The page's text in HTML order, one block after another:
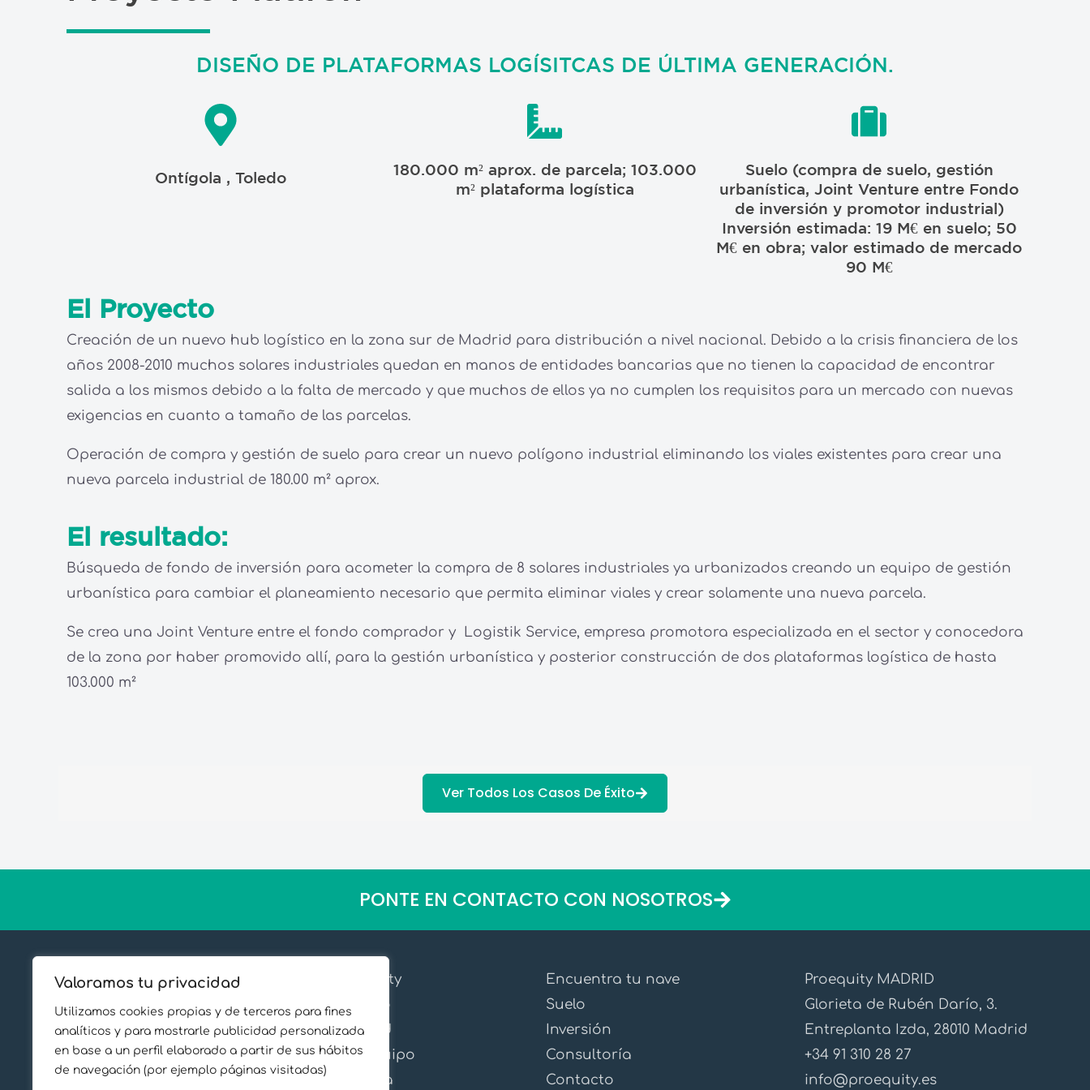
Valoramos tu privacidad
Utilizamos cookies propias y de terceros para fines
analíticos y para mostrarle publicidad personalizada
en base a un perfil elaborado a partir de sus hábitos
de navegación (por ejemplo páginas visitadas)
DISEÑO DE PLATAFORMAS LOGÍSITCAS DE ÚLTIMA GENERACIÓN.
Ontígola , Toledo
180.000 m² aprox. de parcela; 103.000
m² plataforma logística
Suelo (compra de suelo, gestión
urbanística, Joint Venture entre Fondo
de inversión y promotor industrial)
Inversión estimada: 19 M€ en suelo; 50
M€ en obra; valor estimado de mercado
90 M€
El Proyecto
Creación de un nuevo hub logístico en la zona sur de Madrid para distribución a nivel nacional. Debido a la crisis financiera de los
años 2008-2010 muchos solares industriales quedan en manos de entidades bancarias que no tienen la capacidad de encontrar
salida a los mismos debido a la falta de mercado y que muchos de ellos ya no cumplen los requisitos para un mercado con nuevas
exigencias en cuanto a tamaño de las parcelas.
Operación de compra y gestión de suelo para crear un nuevo polígono industrial eliminando los viales existentes para crear una
nueva parcela industrial de 180.00 m² aprox.
El resultado:
Búsqueda de fondo de inversión para acometer la compra de 8 solares industriales ya urbanizados creando un equipo de gestión
urbanística para cambiar el planeamiento necesario que permita eliminar viales y crear solamente una nueva parcela.
Se crea una Joint Venture entre el fondo comprador y Logistik Service, empresa promotora especializada en el sector y conocedora
de la zona por haber promovido allí, para la gestión urbanística y posterior construcción de dos plataformas logística de hasta
103.000 m²
Ver Todos Los Casos De Éxito
PONTE EN CONTACTO CON NOSOTROS
Sobre Proequity
Casos de éxito
Sostenibilidad
Conoce al equipo
Sala de Prensa
Encuentra tu nave
Suelo
Inversión
Consultoría
Contacto
Proequity MADRID
Glorieta de Rubén Darío, 3.
Entreplanta Izda, 28010 Madrid
+34 91 310 28 27
info@proequity.es